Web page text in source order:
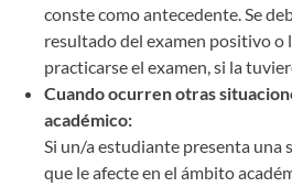
conste como antecedente. Se
resultado del examen positivo o
practicarse el examen, si la
Cuando ocurren otras
académico:
Si un/a estudiante presenta una
que le afecte en el ámbito